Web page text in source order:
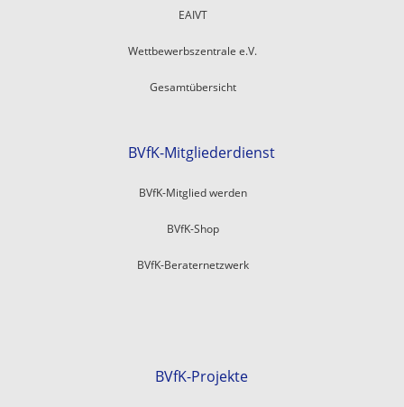
EAIVT
Wettbewerbszentrale e.V.
Gesamtübersicht
BVfK-Mitgliederdienst
BVfK-Mitglied werden
BVfK-Shop
BVfK-Beraternetzwerk
BVfK-Projekte